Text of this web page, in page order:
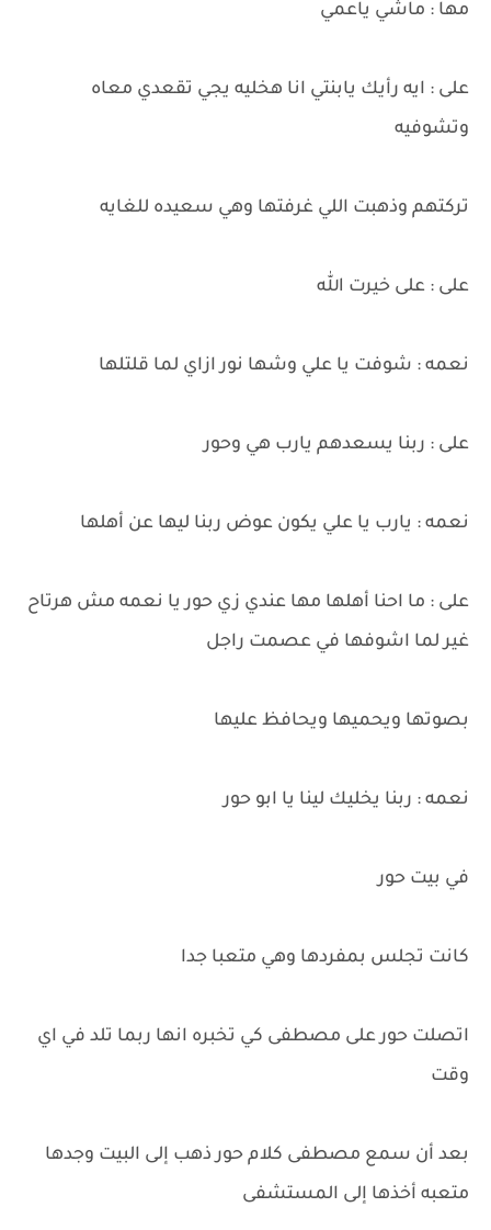
مها : ماشي ياعمي
على : ايه رأيك يابنتي انا هخليه يجي تقعدي معاه
وتشوفيه
تركتهم وذهبت اللي غرفتها وهي سعيده للغايه
على : على خيرت الله
نعمه : شوفت يا علي وشها نور ازاي لما قلتلها
على : ربنا يسعدهم يارب هي وحور
نعمه : يارب يا علي يكون عوض ربنا ليها عن أهلها
على : ما احنا أهلها مها عندي زي حور يا نعمه مش هرتاح
غير لما اشوفها في عصمت راجل
بصوتها ويحميها ويحافظ عليها
نعمه : ربنا يخليك لينا يا ابو حور
في بيت حور
كانت تجلس بمفردها وهي متعبا جدا
اتصلت حور على مصطفى كي تخبره انها ربما تلد في اي
وقت
بعد أن سمع مصطفى كلام حور ذهب إلى البيت وجدها
متعبه أخذها إلى المستشفى